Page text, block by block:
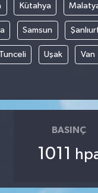
Kütahya
Samsun
Tunceli Uşak Van
BASINÇ
1011